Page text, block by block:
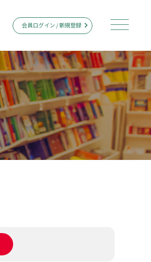
会員ログイン / 新規登録